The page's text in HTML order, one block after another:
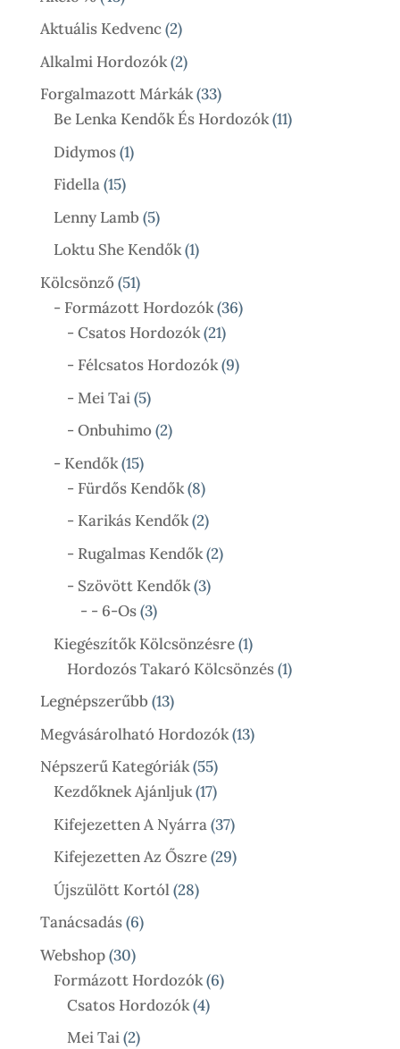
Termék
Aktuális Kedvenc 22
Termék
Alkalmi Hordozók 22
Termék
Forgalmazott Márkák 3333
Termék
Be Lenka Kendők És Hordozók 1111
Didymos 11
Fidella 1515
Termék
Lenny Lamb 55
Termék
Loktu She Kendők 11
Kölcsönző 5151
Termék
- Formázott Hordozók 3636
- Csatos Hordozók 2121
Termék
- Félcsatos Hordozók 99
- Mei Tai 55
Termék
- Onbuhimo 22
- Kendők 1515
Termék
- Fürdős Kendők 88
Termék
- Karikás Kendők 22
Termék
- Rugalmas Kendők 22
- Szövött Kendők 33
- - 6-Os 33
Termék
Kiegészítők Kölcsönzésre 11
Termék
Hordozós Takaró Kölcsönzés 11
Legnépszerűbb 1313
Termék
Megvásárolható Hordozók 1313
Népszerű Kategóriák 5555
Termék
Kezdőknek Ajánljuk 1717
Termék
Kifejezetten A Nyárra 3737
Termék
Kifejezetten Az Őszre 2929
Újszülött Kortól 2828
Tanácsadás 66
Webshop 3030
Termék
Formázott Hordozók 66
Csatos Hordozók 44
Mei Tai 22